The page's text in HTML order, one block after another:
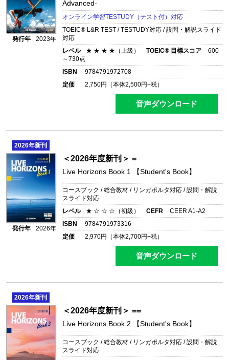
発行年 2023年
Advanced-
オンライン学習TESTUDY（テスト付）対応
TOEIC® L&R TEST / TESTUDY対応 / 設問・解説スライド
対応
レベル
★ ★ ★ ★（上級） TOEIC® 目標スコア
600
～730点
ISBN
9784791972708
定価
2,750円（本体2,500円+税）
音声ダウンロード
2026年新刊
発行年 2026年
＜2026年度新刊＞ =
Live Horizons Book 1 【Student's Book】
コースブック / 総合教材 / リンガポルタ対応 / 設問・解説
スライド対応
レベル
★ ☆ ☆ ☆（初級） CEFR
CEER A1-A2
ISBN
9784791973316
定価
2,970円（本体2,700円+税）
音声ダウンロード
2026年新刊
＜2026年度新刊＞ ==
Live Horizons Book 2 【Student's Book】
コースブック / 総合教材 / リンガポルタ対応 / 設問・解説
スライド対応